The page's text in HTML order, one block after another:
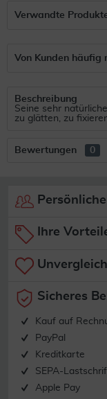
Verwandte
Von Kunden häufig
Beschreibung
Seine sehr
zu glätten, zu
Bewertungen 0
Ihre
Sicheres
Kauf auf
PayPal
Kreditkarte
SEPA-
Apple Pay